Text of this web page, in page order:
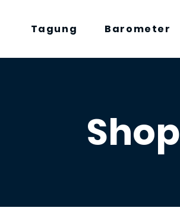
Tagung Barometer
Shop